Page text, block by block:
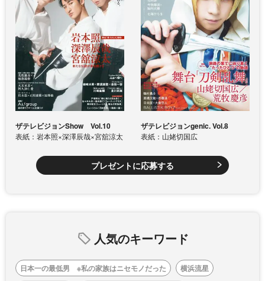
ザテレビジョンShow Vol.10
表紙：岩本照×深澤辰哉×宮舘涼太
ザテレビジョンgenic. Vol.8
表紙：山姥切国広
プレゼントに応募する
人気のキーワード
日本一の最低男 ※私の家族はニセモノだった
横浜流星